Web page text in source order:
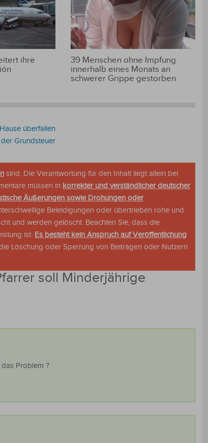
ihre
39 Menschen ohne Impfung
innerhalb eines Monats an
schwerer Grippe gestorben
überfallen
Grundsteuer
sind. Die Verantwortung für den Inhalt liegt allein bei
müssen in korrekter und verständlicher deutscher
Äußerungen sowie Drohungen oder
Beleidigungen oder übertrieben rohe und
und werden gelöscht. Beachten Sie, dass die
ist. Es besteht kein Anspruch auf Veröffentlichung
Löschung oder Sperrung von Beiträgen oder Nutzern
soll Minderjährige
Problem ?